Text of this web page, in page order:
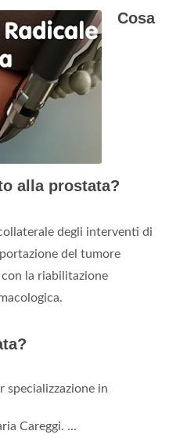
Cosa
alla prostata?
degli interventi di
del tumore
la riabilitazione
specializzazione in
Careggi. ...